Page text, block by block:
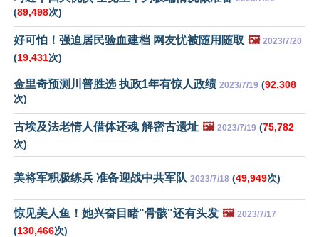
(89,498次)
好可怕！强迫居民验血建档 网友忧被随用随取 🖼️ 2023/7/20
(19,431次)
金里奇预测川普胜选 执政1年有惊人政绩 2023/7/19 (92,308
次)
古埃及法老情人借体还魂 解密古遗址 🖼️ 2023/7/19 (75,782
次)
美将军积极练兵 准备迎战中共军队 2023/7/18 (49,949次)
惊见美人鱼！她兴奋目睹"骨骸"还有头发 🖼️ 2023/7/17
(130,466次)